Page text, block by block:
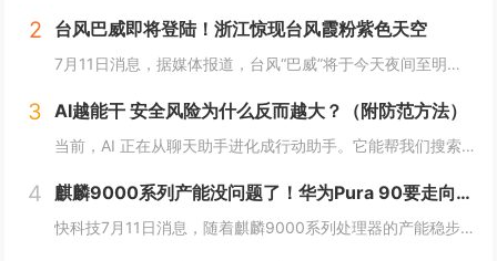
2 台风巴威即将登陆！浙江惊现台风霞粉紫色天空
7月11日消息，据媒体报道，台风“巴威”将于今天夜间至明天凌晨在浙江温岭至瑞安一带沿海登陆。中央气象台今天傍晚继续发布台风橙色预警。受台风巴威影响，目前浙江温州洞头风力逐渐增强，当地已发布海浪红色预警，沿海地区防御等级持续提升。值得一提的是...
3 AI越能干 安全风险为什么反而越大？（附防范方法）
当前，AI 正在从聊天助手进化成行动助手。它能帮我们搜索资料、下载软件、运行命令、操作文件，甚至管理账号和邮箱。很多原本需要手动完成的任务，现在只要一句话，AI 就能自动执行。但很多人没有意识到一个问题：当 AI 不再只是“说”，而是开始“...
4 麒麟9000系列产能没问题了！华为Pura 90要走向全球 7月14吉隆坡见
快科技7月11日消息，随着麒麟9000系列处理器的产能稳步释放，华为旗下多款搭载自研旗舰芯片的机型也开始加速向海外市场推进铺货，此前仅在国内市场供应的影像旗舰序列，正式开启大规模出海节奏。现在定位高端旗舰的Pura 90s Pro系列已经率...